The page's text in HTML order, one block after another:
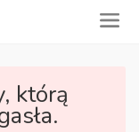
którą